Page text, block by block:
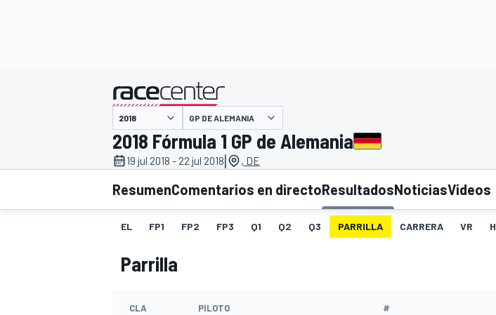
INDYCAR WRC
presentado por
GP DE ALEMANIA
2018 Fórmula 1 GP de Alemania
19 jul 2018 - 22 jul 2018| , DE
ResumenComentarios en directoResultadosNoticiasVideos
EL FP1 FP2 FP3 Q1 Q2 Q3 PARRILLA CARRERA VR
Parrilla
CLA PILOTO #